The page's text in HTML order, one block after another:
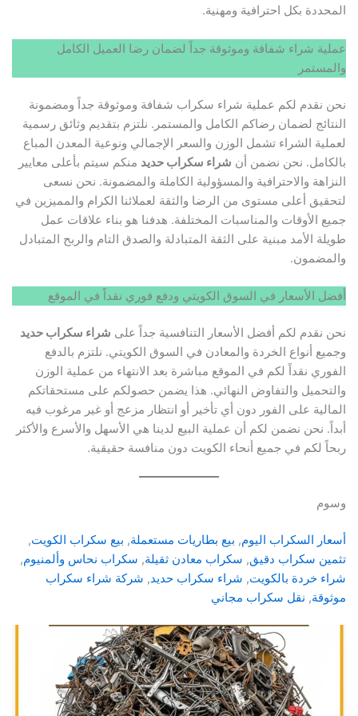
المحددة بكل احترافية ومهنية.
عملية شراء شفافة وموثوقة جداً لضمان رضا العميل الكامل
والمستمر
نحن نقدم لكم عملية شراء سكراب شفافة وموثوقة جداً ومضمونة
النتائج لضمان رضاكم الكامل والمستمر. نلتزم بتقديم وثائق رسمية
لعملية الشراء تشمل الوزن والسعر الإجمالي ونوعية المعدن المباع
بالكامل. نحن نضمن أن شراء سكراب حديدمنكم سيتم بأعلى معايير
النزاهة والاحترافية والمسؤولية الكاملة والمضمونة. نحن نسعى
لتحقيق أعلى مستوى من الرضا والثقة لعملائنا الكرام والمميزين في
جميع الأوقات والمناسبات المختلفة. هدفنا هو بناء علاقات عمل
طويلة الأمد مبنية على الثقة المتبادلة والصدق التام والربح المتبادل
والمضمون.
أفضل الأسعار في السوق الكويتي ودفع فوري نقداً في الموقع
نحن نقدم لكم أفضل الأسعار التنافسية جداً على شراء سكراب حديد
وجميع أنواع الخردة والمعادن في السوق الكويتي. نلتزم بالدفع
الفوري نقداً لكم في الموقع مباشرة بعد الانتهاء من عملية الوزن
والتحميل والتفاوض النهائي. هذا يضمن حصولكم على مستحقاتكم
المالية على الفور دون أي تأخير أو انتظار مزعج أو غير مرغوب فيه
أبداً. نحن نضمن لكم أن عملية البيع لدينا هي الأسهل والأسرع والأكثر
ربحاً لكم في جميع أنحاء الكويت دون منافسة حقيقية.
وسوم
أسعار السكراب اليوم, بيع بطاريات مستعملة, بيع سكراب الكويت,
تثمين سكراب دقيق, سكراب معادن ثقيلة, سكراب نحاس وألمنيوم,
شراء خردة بالكويت, شراء سكراب حديد, شركة شراء سكراب
موثوقة, نقل سكراب مجاني